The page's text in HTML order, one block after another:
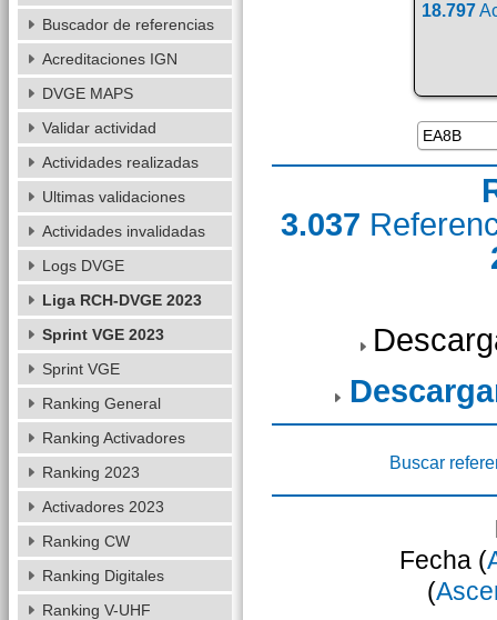
18.797
3.037
Buscar
Fecha (
(
Buscador de referencias
Acreditaciones IGN
DVGE MAPS
Validar actividad
Actividades realizadas
Ultimas validaciones
Actividades invalidadas
Logs DVGE
Liga RCH-DVGE 2023
Sprint VGE 2023
Sprint VGE
Ranking General
Ranking Activadores
Ranking 2023
Activadores 2023
Ranking CW
Ranking Digitales
Ranking V-UHF